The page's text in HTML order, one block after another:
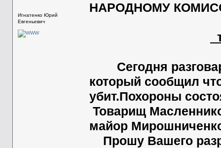
Игнатенко Юрий
Евгеньевич
НАРОДНОМУ
Сегодня
который сообщил
убит.Похороны
Товарищ
майор
Прошу Вашего